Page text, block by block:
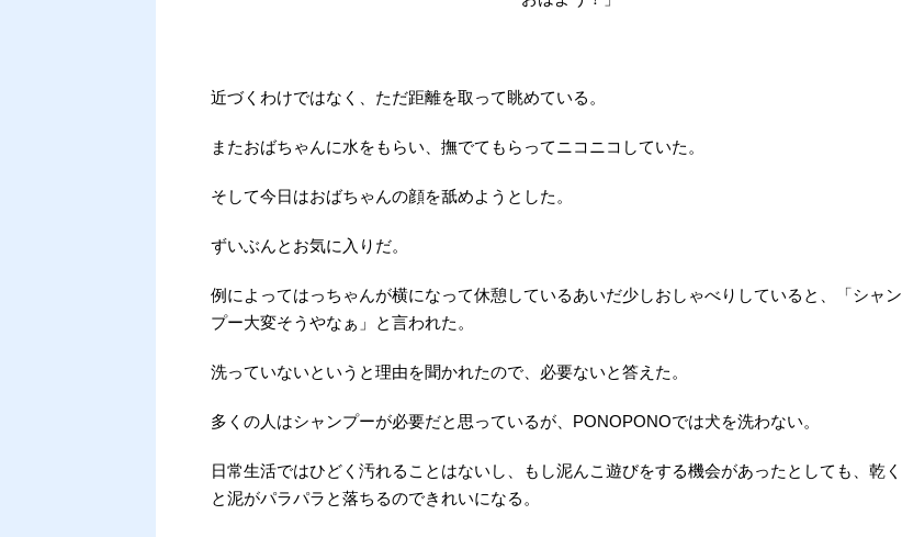
近づくわけではなく、ただ距離を取って眺めている。
またおばちゃんに水をもらい、撫でてもらってニコニコしていた。
そして今日はおばちゃんの顔を舐めようとした。
ずいぶんとお気に入りだ。
例によってはっちゃんが横になって休憩しているあいだ少しおしゃべりしていると、「シャン
プー大変そうやなぁ」と言われた。
洗っていないというと理由を聞かれたので、必要ないと答えた。
多くの人はシャンプーが必要だと思っているが、PONOPONOでは犬を洗わない。
日常生活ではひどく汚れることはないし、もし泥んこ遊びをする機会があったとしても、乾く
と泥がパラパラと落ちるのできれいになる。